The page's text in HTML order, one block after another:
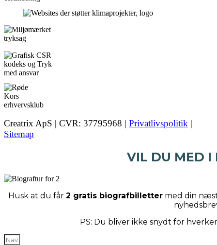
Creatrix ApS | CVR: 37795968 | Privatlivspolitik |
Sitemap
VIL DU MED I
Husk at du får 2 gratis biografbillettermed din
PS: Du bliver ikke snydt for